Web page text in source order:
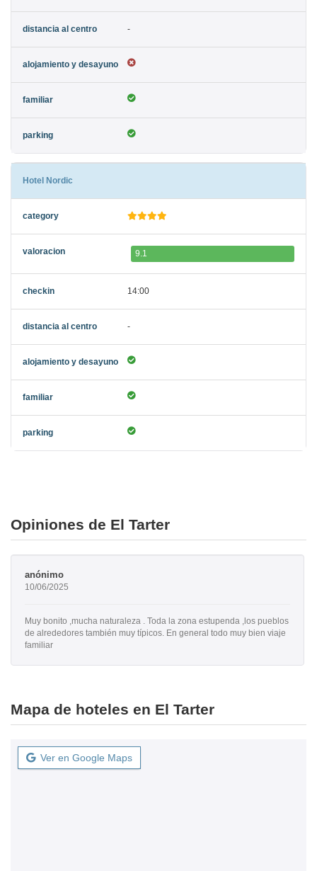
-
Hotel Nordic
9.1
14:00
-
Opiniones de El Tarter
anónimo
10/06/2025
Muy bonito ,mucha naturaleza . Toda la zona estupenda ,los pueblos
de alrededores también muy típicos. En general todo muy bien viaje
familiar
Mapa de hoteles en El Tarter
Ver en Google Maps